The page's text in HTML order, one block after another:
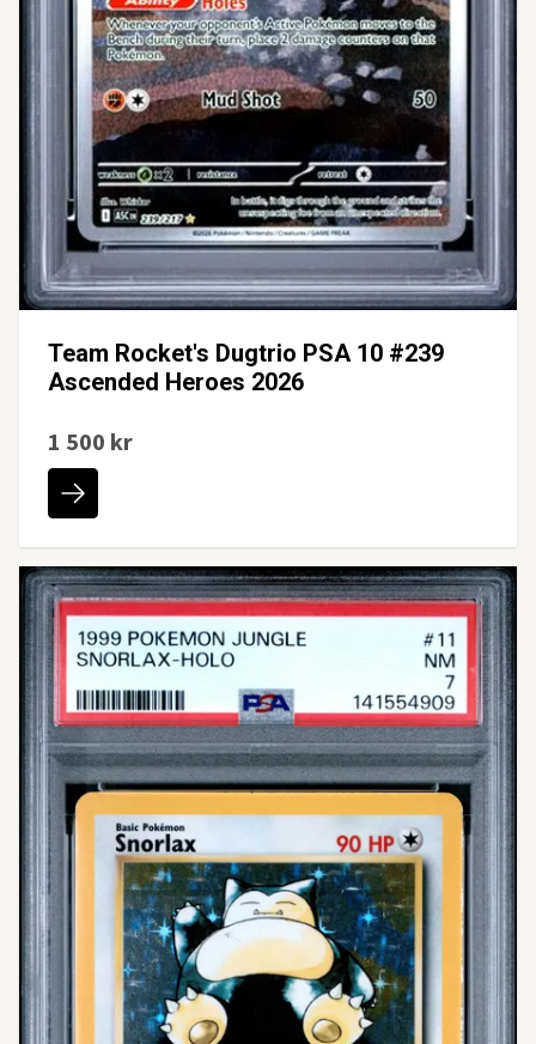
Team Rocket's Dugtrio PSA 10 #239
Ascended Heroes 2026
1 500 kr